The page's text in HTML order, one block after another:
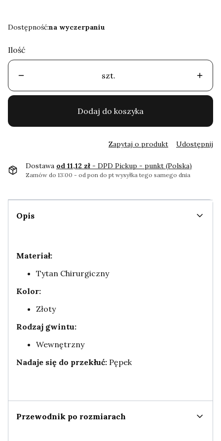
Dostępność:na wyczerpaniu
Ilość
szt.
Dodaj do koszyka
Zapytaj o produkt Udostępnij
Dostawa od 11,12 zł - DPD Pickup - punkt (Polska)
Zamów do 13:00 - od pon do pt wysyłka tego samego dnia
Opis
Materiał:
Tytan Chirurgiczny
Kolor:
Złoty
Rodzaj gwintu:
Wewnętrzny
Nadaje się do przekłuć: Pępek
Przewodnik po rozmiarach